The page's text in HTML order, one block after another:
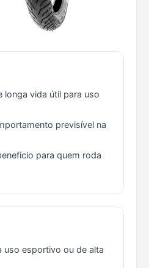
longa vida útil para uso
previsível na
para quem roda
uso esportivo ou de alta